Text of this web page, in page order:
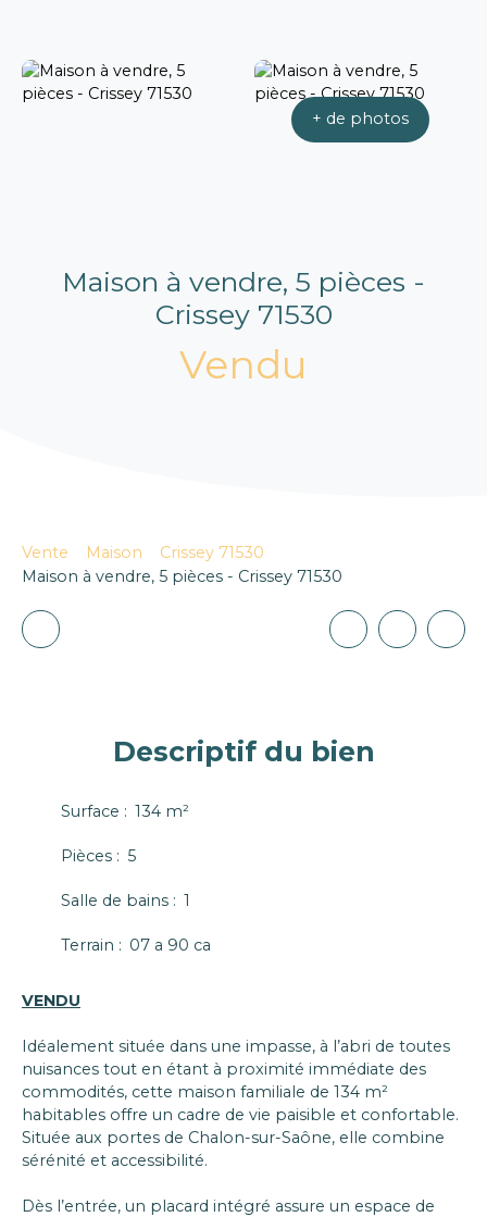
+ de photos
Maison à vendre, 5 pièces -
Crissey 71530
Vendu
Vente Maison
Crissey 71530
Maison à vendre, 5 pièces - Crissey 71530
Descriptifdu bien
Surface : 134 m²
Pièces : 5
Salle de bains : 1
Terrain : 07 a 90 ca
VENDU
Idéalement située dans une impasse, à l’abri de toutes
nuisances tout en étant à proximité immédiate des
commodités, cette maison familiale de 134 m²
habitables offre un cadre de vie paisible et confortable.
Située aux portes de Chalon-sur-Saône, elle combine
sérénité et accessibilité.
Dès l’entrée, un placard intégré assure un espace de